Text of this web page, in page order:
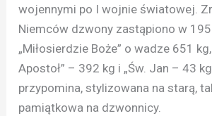
wojennymi po I wojnie światowej.
Niemców dzwony zastąpiono w
„Miłosierdzie Boże” o wadze 651
Apostoł” – 392 kg i „Św. Jan – 43
przypomina, stylizowana na starą,
pamiątkowa na dzwonnicy.